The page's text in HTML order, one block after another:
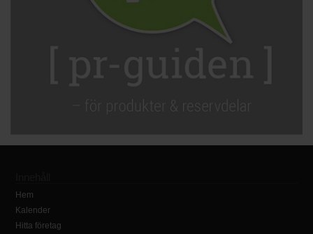
Hem
Kalender
Hitta företag